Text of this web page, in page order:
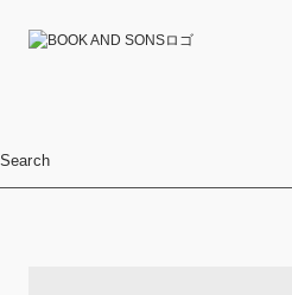
Search